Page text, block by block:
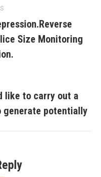
Size Monitoring
like to carry out a
generate potentially